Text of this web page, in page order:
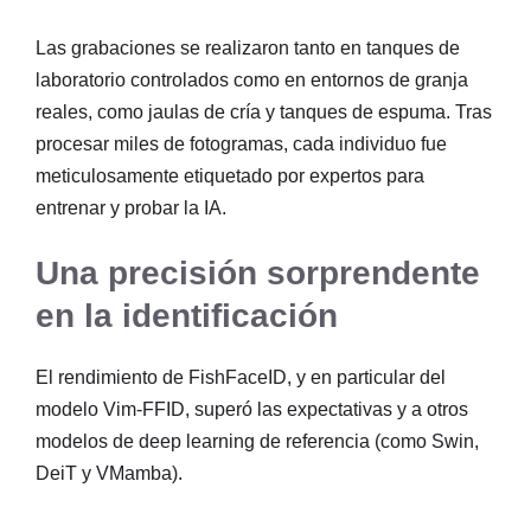
Las grabaciones se realizaron tanto en tanques de
laboratorio controlados como en entornos de granja
reales, como jaulas de cría y tanques de espuma. Tras
procesar miles de fotogramas, cada individuo fue
meticulosamente etiquetado por expertos para
entrenar y probar la IA.
Una precisión sorprendente
en la identificación
El rendimiento de FishFaceID, y en particular del
modelo Vim-FFID, superó las expectativas y a otros
modelos de deep learning de referencia (como Swin,
DeiT y VMamba).